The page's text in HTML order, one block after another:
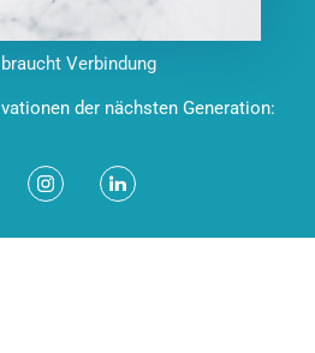
Verbindung
der nächsten Generation: